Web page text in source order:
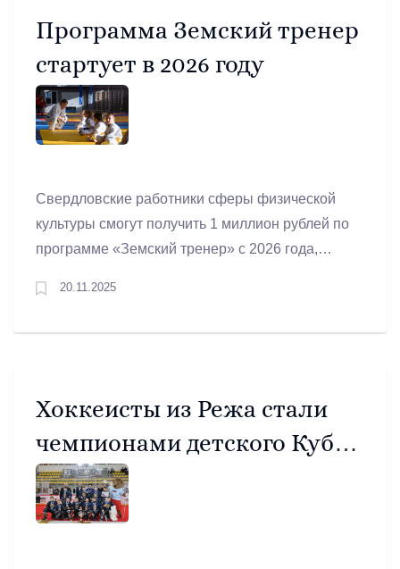
Программа Земский тренер
стартует в 2026 году
Свердловские работники сферы физической
культуры смогут получить 1 миллион рублей по
программе «Земский тренер» с 2026 года,
Денис Паслер в своих соцсетях.
20.11.2025
Хоккеисты из Режа стали
чемпионами детского Кубка
Урала